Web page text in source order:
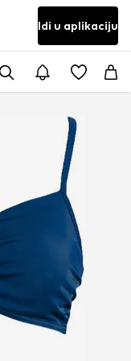
Idi u aplikaciju